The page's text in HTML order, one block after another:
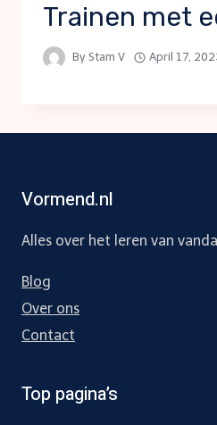
Trainen met
By Stam V April 17,
Vormend.nl
Alles over het leren van
Blog
Over ons
Contact
Top pagina’s